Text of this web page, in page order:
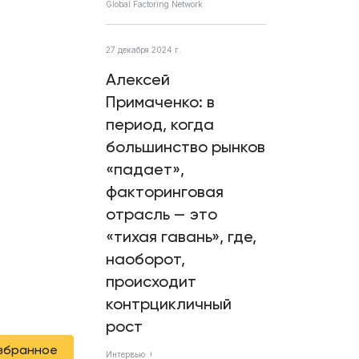
Global Factoring Network
27 декабря 2024 г.
Алексей
Примаченко: в
период, когда
большинство рынков
«падает»,
факторинговая
отрасль — это
«тихая гавань», где,
наоборот,
происходит
контрцикличный
рост
Интервью